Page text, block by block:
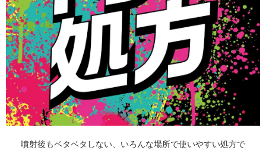
噴射後もベタベタしない、いろんな場所で使いやすい処方で